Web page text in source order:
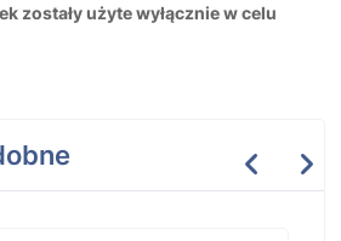
zostały użyte wyłącznie w celu